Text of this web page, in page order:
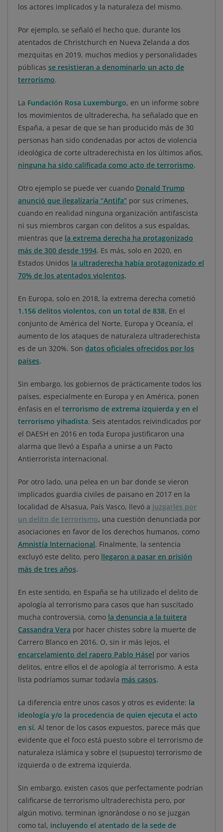
los actores implicados y la naturaleza del mismo.
Por ejemplo, se señaló el hecho que, durante los
atentados de Christchurch en Nueva Zelanda a dos
mezquitas en 2019, muchos medios y personalidades
públicas se resistieran a denominarlo un acto de
terrorismo.
La Fundación Rosa Luxemburgo, en un informe sobre
los movimientos de ultraderecha, ha señalado que en
España, a pesar de que se han producido más de 30
personas han sido condenadas por actos de violencia
ideológica de corte ultraderechista en los últimos años,
ninguna ha sido calificada como acto de terrorismo.
Otro ejemplo se puede ver cuando Donald Trump
anunció que ilegalizaría “Antifa” por sus crímenes,
cuando en realidad ninguna organización antifascista
ni sus miembros cargan con delitos a sus espaldas,
mientras que la extrema derecha ha protagonizado
más de 300 desde 1994. Es más, solo en 2020, en
Estados Unidos la ultraderecha había protagonizado el
70% de los atentados violentos.
En Europa, solo en 2018, la extrema derecha cometió
1.156 delitos violentos, con un total de 838. En el
conjunto de América del Norte, Europa y Oceanía, el
aumento de los ataques de naturaleza ultraderechista
es de un 320%. Son datos oficiales ofrecidos por los
países.
Sin embargo, los gobiernos de prácticamente todos los
países, especialmente en Europa y en América, ponen
énfasis en el terrorismo de extrema izquierda y en el
terrorismo yihadista. Seis atentados reivindicados por
el DAESH en 2016 en toda Europa justificaron una
alarma que llevó a España a unirse a un Pacto
Antierrorista internacional.
Por otro lado, una pelea en un bar donde se vieron
implicados guardia civiles de paisano en 2017 en la
localidad de Alsasua, País Vasco, llevó a juzgarles por
un delito de terrorismo, una cuestión denunciada por
asociaciones en favor de los derechos humanos, como
Amnistía Internacional. Finalmente, la sentencia
excluyó este delito, pero llegaron a pasar en prisión
más de tres años.
En este sentido, en España se ha utilizado el delito de
apología al terrorismo para casos que han suscitado
mucha controversia, como la denuncia a la tuitera
Cassandra Vera por hacer chistes sobre la muerte de
Carrero Blanco en 2016. O, sin ir más lejos, el
encarcelamiento del rapero Pablo Hásel por varios
delitos, entre ellos el de apología al terrorismo. A esta
lista podríamos sumar todavía más casos.
La diferencia entre unos casos y otros es evidente: la
ideología y/o la procedencia de quien ejecuta el acto
en sí. Al tenor de los casos expuestos, parece más que
evidente que el foco está puesto sobre el terrorismo de
naturaleza islámica y sobre el (supuesto) terrorismo de
izquierda o de extrema izquierda.
Sin embargo, existen casos que perfectamente podrían
calificarse de terrorismo ultraderechista pero, por
algún motivo, terminan ignorándose o no se juzgan
como tal, incluyendo el atentado de la sede de